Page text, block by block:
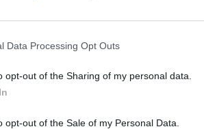
Data Processing Opt Outs
opt-out of the Sharing of my personal data.
opt-out of the Sale of my Personal Data.
κάλεσε
παρουσιάσει
AEGEAN: